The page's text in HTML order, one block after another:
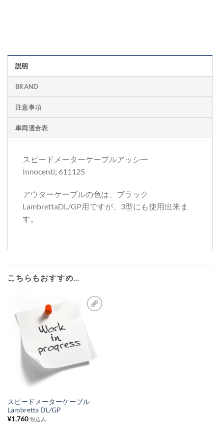
説明
BRAND
注意事項
車両適合表
スピードメーターケーブルアッシー
Innocenti; 611125
アウターケーブルの色は、ブラック
LambrettaDL/GP用ですが、3型にも使用出来ま
す。
こちらもおすすめ…
入
ス
スピードメーターケーブル
Lambretta DL/GP
¥1,760 税込み